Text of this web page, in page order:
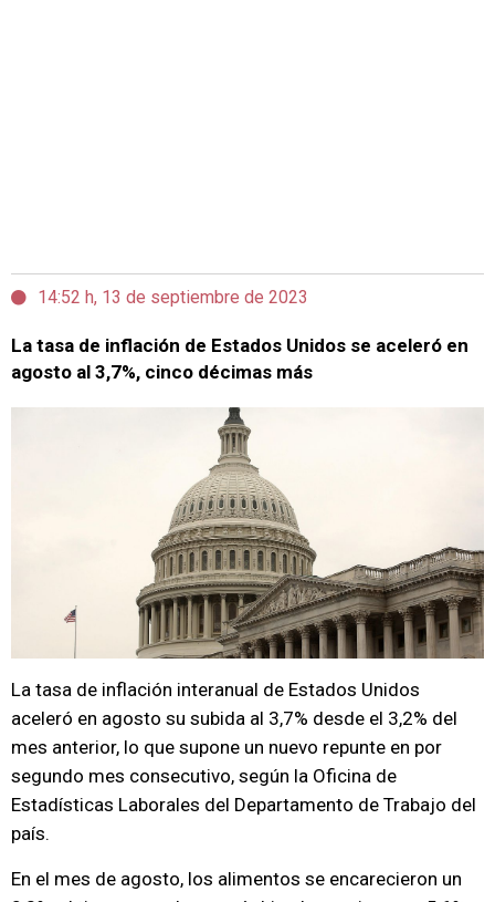
14:52 h, 13 de septiembre de 2023
La tasa de inflación de Estados Unidos se aceleró en
agosto al 3,7%, cinco décimas más
La tasa de inflación interanual de Estados Unidos
aceleró en agosto su subida al 3,7% desde el 3,2% del
mes anterior, lo que supone un nuevo repunte en por
segundo mes consecutivo, según la Oficina de
Estadísticas Laborales del Departamento de Trabajo del
país.
En el mes de agosto, los alimentos se encarecieron un